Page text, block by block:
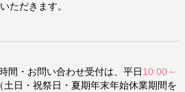
ただきます。
間・お問い合わせ受付は、平日 10:00～
土日・祝祭日・夏期年末年始休業期間を